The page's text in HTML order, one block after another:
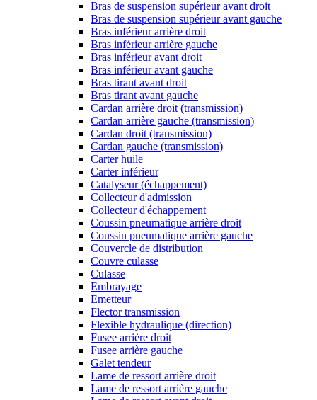
Bras de suspension supérieur avant droit
Bras de suspension supérieur avant gauche
Bras inférieur arrière droit
Bras inférieur arrière gauche
Bras inférieur avant droit
Bras inférieur avant gauche
Bras tirant avant droit
Bras tirant avant gauche
Cardan arrière droit (transmission)
Cardan arrière gauche (transmission)
Cardan droit (transmission)
Cardan gauche (transmission)
Carter huile
Carter inférieur
Catalyseur (échappement)
Collecteur d'admission
Collecteur d'échappement
Coussin pneumatique arrière droit
Coussin pneumatique arrière gauche
Couvercle de distribution
Couvre culasse
Culasse
Embrayage
Emetteur
Flector transmission
Flexible hydraulique (direction)
Fusee arrière droit
Fusee arrière gauche
Galet tendeur
Lame de ressort arrière droit
Lame de ressort arrière gauche